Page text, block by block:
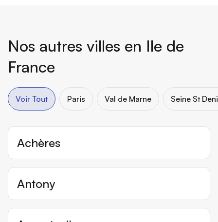
Horaires de renseignements
Horaires de renseignements
Nos autres villes en Ile de
France
Voir Tout Paris Val de Marne Seine St
Achères
Antony